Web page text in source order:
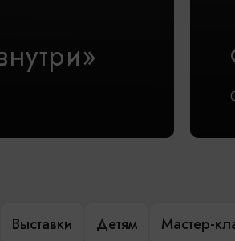
Выставки Детям Мастер-